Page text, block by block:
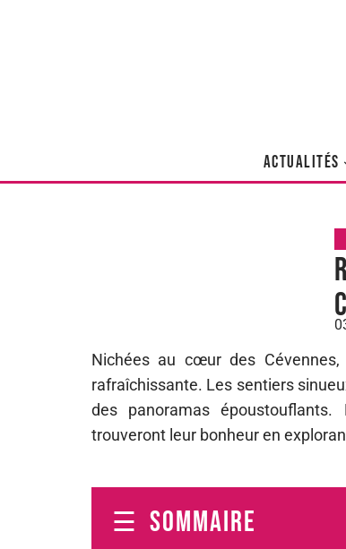
ACTUALITÉS
Nichées au cœur des
rafraîchissante. Les sentiers
des panoramas époustouflants.
trouveront leur bonheur en
SOMMAIRE